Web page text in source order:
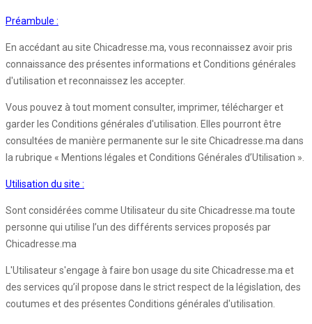
Préambule :
En accédant au site Chicadresse.ma, vous reconnaissez avoir pris
connaissance des présentes informations et Conditions générales
d'utilisation et reconnaissez les accepter.
Vous pouvez à tout moment consulter, imprimer, télécharger et
garder les Conditions générales d'utilisation. Elles pourront être
consultées de manière permanente sur le site Chicadresse.ma dans
la rubrique « Mentions légales et Conditions Générales d’Utilisation ».
Utilisation du site :
Sont considérées comme Utilisateur du site Chicadresse.ma toute
personne qui utilise l’un des différents services proposés par
Chicadresse.ma
L'Utilisateur s'engage à faire bon usage du site Chicadresse.ma et
des services qu’il propose dans le strict respect de la législation, des
coutumes et des présentes Conditions générales d'utilisation.